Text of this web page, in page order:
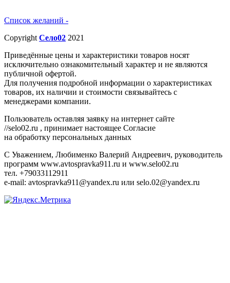
Список желаний -
Copyright Село02 2021
Приведённые цены и характеристики товаров носят
исключительно ознакомительный характер и не являются
публичной офертой.
Для получения подробной информации о характеристиках
товаров, их наличии и стоимости связывайтесь с
менеджерами компании.
Пользователь оставляя заявку на интернет сайте
//selo02.ru , принимает настоящее Согласие
на обработку персональных данных
С Уважением, Любименко Валерий Андреевич, руководитель
программ www.avtospravka911.ru и www.selo02.ru
тел. +79033112911
e-mail: avtospravka911@yandex.ru или selo.02@yandex.ru